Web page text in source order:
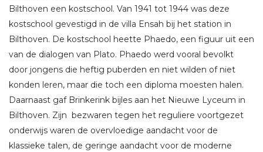
Bilthoven een kostschool. Van 1941 tot 1944 was deze
kostschool gevestigd in de villa Ensah bij het station in
Bilthoven. De kostschool heette Phaedo, een figuur uit een
van de dialogen van Plato. Phaedo werd vooral bevolkt
door jongens die heftig puberden en niet wilden of niet
konden leren, maar die toch een diploma moesten halen.
Daarnaast gaf Brinkerink bijles aan het Nieuwe Lyceum in
Bilthoven. Zijn bezwaren tegen het reguliere voortgezet
onderwijs waren de overvloedige aandacht voor de
klassieke talen, de geringe aandacht voor de moderne